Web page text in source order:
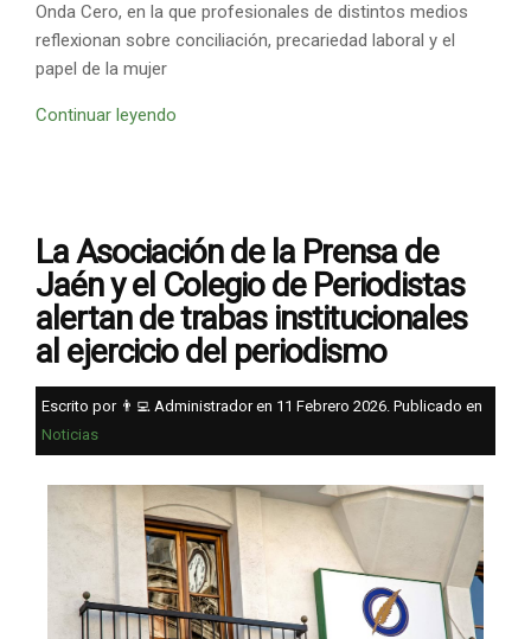
Onda Cero, en la que profesionales de distintos medios
reflexionan sobre conciliación, precariedad laboral y el
papel de la mujer
Continuar leyendo
La Asociación de la Prensa de
Jaén y el Colegio de Periodistas
alertan de trabas institucionales
al ejercicio del periodismo
Escrito por 👨‍💻 Administrador en 11 Febrero 2026. Publicado en
Noticias